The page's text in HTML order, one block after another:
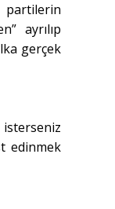
ayrılıp
gerçek
edinmek